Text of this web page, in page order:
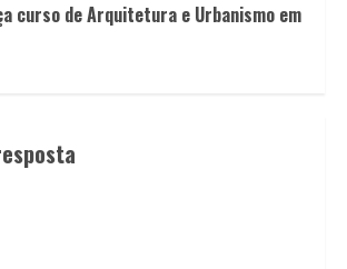
curso de Arquitetura e Urbanismo em